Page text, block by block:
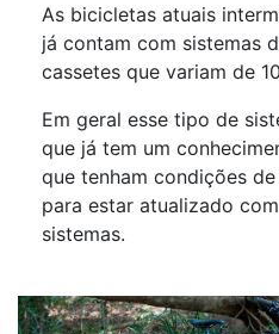
As bicicletas atuais
já contam com sistemas
cassetes que variam de
Em geral esse tipo de
que já tem um
que tenham condições
para estar atualizado
sistemas.